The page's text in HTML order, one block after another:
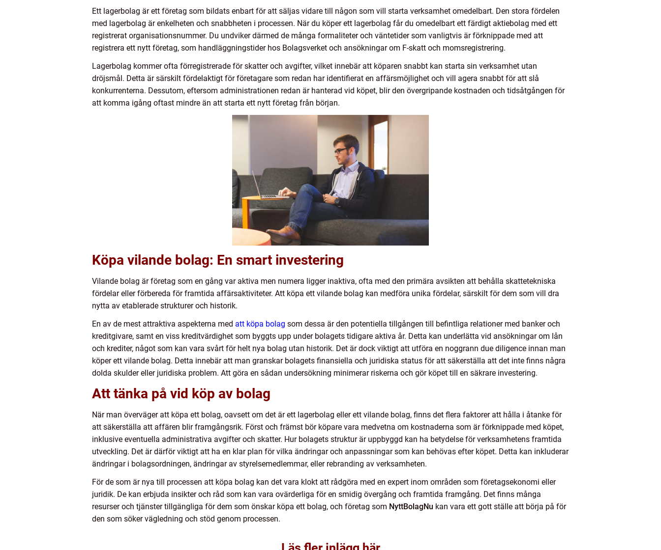
Ett lagerbolag är ett företag som bildats enbart för att säljas vidare till någon som vill starta verksamhet omedelbart. Den stora fördelen
med lagerbolag är enkelheten och snabbheten i processen. När du köper ett lagerbolag får du omedelbart ett färdigt aktiebolag med ett
registrerat organisationsnummer. Du undviker därmed de många formaliteter och väntetider som vanligtvis är förknippade med att
registrera ett nytt företag, som handläggningstider hos Bolagsverket och ansökningar om F-skatt och momsregistrering.
Lagerbolag kommer ofta förregistrerade för skatter och avgifter, vilket innebär att köparen snabbt kan starta sin verksamhet utan
dröjsmål. Detta är särskilt fördelaktigt för företagare som redan har identifierat en affärsmöjlighet och vill agera snabbt för att slå
konkurrenterna. Dessutom, eftersom administrationen redan är hanterad vid köpet, blir den övergripande kostnaden och tidsåtgången för
att komma igång oftast mindre än att starta ett nytt företag från början.
Köpa vilande bolag: En smart investering
Vilande bolag är företag som en gång var aktiva men numera ligger inaktiva, ofta med den primära avsikten att behålla skattetekniska
fördelar eller förbereda för framtida affärsaktiviteter. Att köpa ett vilande bolag kan medföra unika fördelar, särskilt för dem som vill dra
nytta av etablerade strukturer och historik.
En av de mest attraktiva aspekterna med att köpa bolag som dessa är den potentiella tillgången till befintliga relationer med banker och
kreditgivare, samt en viss kreditvärdighet som byggts upp under bolagets tidigare aktiva år. Detta kan underlätta vid ansökningar om lån
och krediter, något som kan vara svårt för helt nya bolag utan historik. Det är dock viktigt att utföra en noggrann due diligence innan man
köper ett vilande bolag. Detta innebär att man granskar bolagets finansiella och juridiska status för att säkerställa att det inte finns några
dolda skulder eller juridiska problem. Att göra en sådan undersökning minimerar riskerna och gör köpet till en säkrare investering.
Att tänka på vid köp av bolag
När man överväger att köpa ett bolag, oavsett om det är ett lagerbolag eller ett vilande bolag, finns det flera faktorer att hålla i åtanke för
att säkerställa att affären blir framgångsrik. Först och främst bör köpare vara medvetna om kostnaderna som är förknippade med köpet,
inklusive eventuella administrativa avgifter och skatter. Hur bolagets struktur är uppbyggd kan ha betydelse för verksamhetens framtida
utveckling. Det är därför viktigt att ha en klar plan för vilka ändringar och anpassningar som kan behövas efter köpet. Detta kan inkluderar
ändringar i bolagsordningen, ändringar av styrelsemedlemmar, eller rebranding av verksamheten.
För de som är nya till processen att köpa bolag kan det vara klokt att rådgöra med en expert inom områden som företagsekonomi eller
juridik. De kan erbjuda insikter och råd som kan vara ovärderliga för en smidig övergång och framtida framgång. Det finns många
resurser och tjänster tillgängliga för dem som önskar köpa ett bolag, och företag som NyttBolagNu kan vara ett gott ställe att börja på för
den som söker vägledning och stöd genom processen.